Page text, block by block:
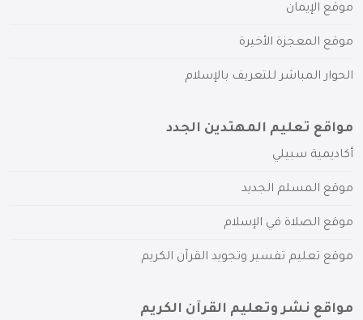
موقع الإيمان
موقع المعجزة الأخيرة
الحوار المباشر للتعريف بالإسلام
مواقع تعليم المهتدين الجدد
أكاديمية سبيلي
موقع المسلم الجديد
موقع الصلاة في الإسلام
موقع تعليم تفسير وتجويد القرآن الكريم
مواقع نشر وتعليم القرآن الكريم